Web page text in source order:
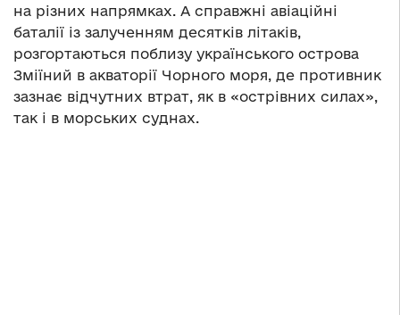
на різних напрямках. А справжні авіаційні
баталії із залученням десятків літаків,
розгортаються поблизу українського острова
Зміїний в акваторії Чорного моря, де противник
зазнає відчутних втрат, як в «острівних силах»,
так і в морських суднах.